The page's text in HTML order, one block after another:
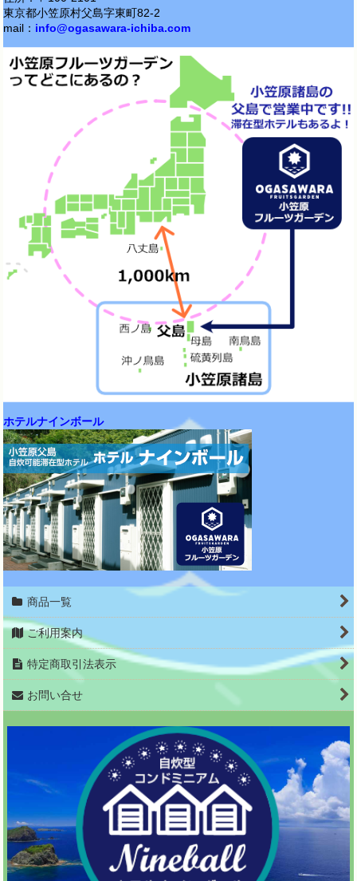
東京都小笠原村父島字東町82-2
mail： info@ogasawara-ichiba.com
ホテルナインボール
商品一覧
ご利用案内
特定商取引法表示
お問い合せ